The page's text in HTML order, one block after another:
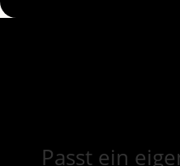
Passt ein